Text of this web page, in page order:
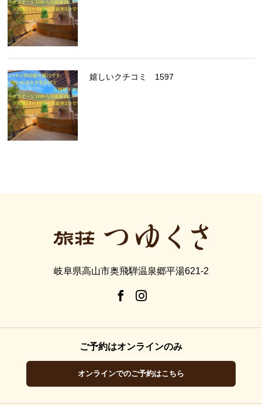
嬉しいクチコミ 1597
岐阜県高山市奥飛騨温泉郷平湯621-2
ご予約はオンラインのみ
オンラインでのご予約はこちら